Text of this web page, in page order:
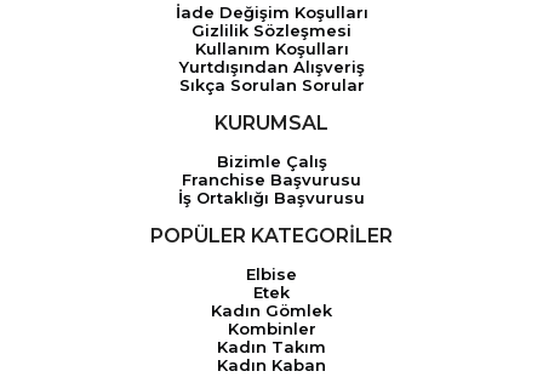
İade Değişim Koşulları
Gizlilik Sözleşmesi
Kullanım Koşulları
Yurtdışından Alışveriş
Sıkça Sorulan Sorular
KURUMSAL
Bizimle Çalış
Franchise Başvurusu
İş Ortaklığı Başvurusu
POPÜLER KATEGORİLER
Elbise
Etek
Kadın Gömlek
Kombinler
Kadın Takım
Kadın Kaban